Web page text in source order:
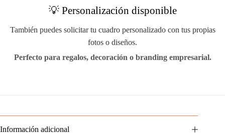
💡 Personalización disponible
También puedes solicitar tu cuadro personalizado con tus propias
fotos o diseños.
Perfecto para regalos, decoración o branding empresarial.
Información adicional